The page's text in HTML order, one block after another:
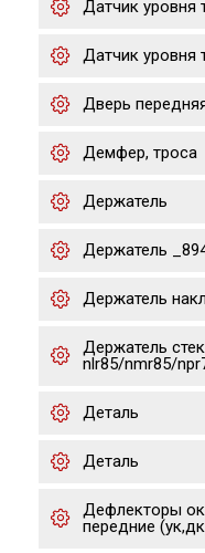
Датчик уровня
Датчик уровня
Дверь
Демфер, троса
Держатель
Держатель
Держатель
Держатель
nlr85/nmr85/
Деталь
Деталь
Дефлекторы
передние